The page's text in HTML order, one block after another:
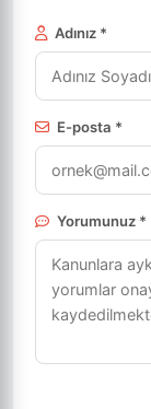
Adınız *
E-posta *
Yorumunuz *